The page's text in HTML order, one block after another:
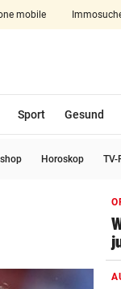
mobile
Sport Gesund
Horoskop TV-